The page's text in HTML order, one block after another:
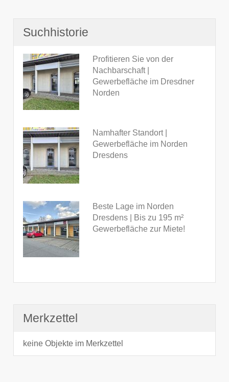
Suchhistorie
Profitieren Sie von der
Nachbarschaft |
Gewerbefläche im Dresdner
Norden
Namhafter Standort |
Gewerbefläche im Norden
Dresdens
Beste Lage im Norden
Dresdens | Bis zu 195 m²
Gewerbefläche zur Miete!
Merkzettel
keine Objekte im Merkzettel